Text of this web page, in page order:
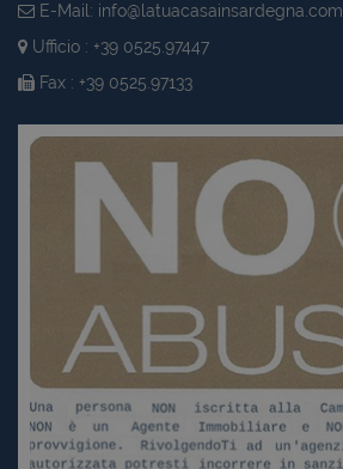
E-Mail: info@latuacasainsardegna.com
Ufficio : +39 0525.97447
Fax : +39 0525.97133